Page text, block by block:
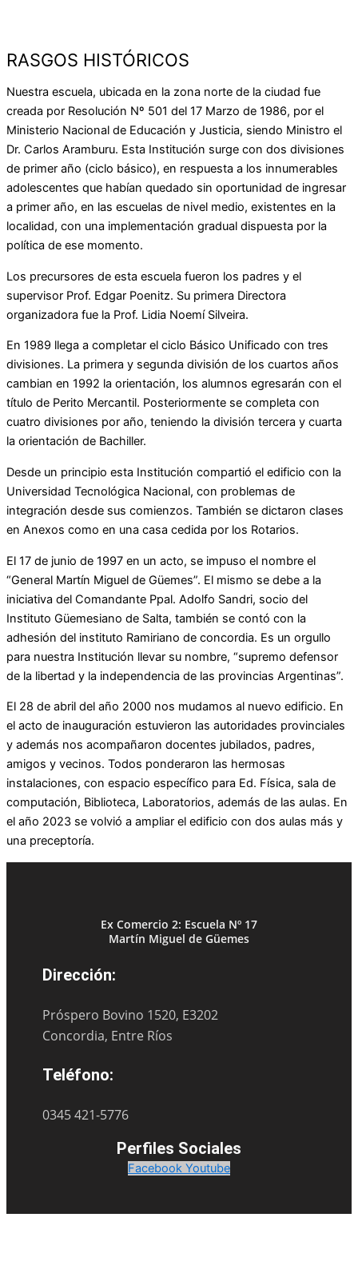
RASGOS HISTÓRICOS
Nuestra escuela, ubicada en la zona norte de la ciudad fue
creada por Resolución Nº 501 del 17 Marzo de 1986, por el
Ministerio Nacional de Educación y Justicia, siendo Ministro el
Dr. Carlos Aramburu. Esta Institución surge con dos divisiones
de primer año (ciclo básico), en respuesta a los innumerables
adolescentes que habían quedado sin oportunidad de ingresar
a primer año, en las escuelas de nivel medio, existentes en la
localidad, con una implementación gradual dispuesta por la
política de ese momento.
Los precursores de esta escuela fueron los padres y el
supervisor Prof. Edgar Poenitz. Su primera Directora
organizadora fue la Prof. Lidia Noemí Silveira.
En 1989 llega a completar el ciclo Básico Unificado con tres
divisiones. La primera y segunda división de los cuartos años
cambian en 1992 la orientación, los alumnos egresarán con el
título de Perito Mercantil. Posteriormente se completa con
cuatro divisiones por año, teniendo la división tercera y cuarta
la orientación de Bachiller.
Desde un principio esta Institución compartió el edificio con la
Universidad Tecnológica Nacional, con problemas de
integración desde sus comienzos. También se dictaron clases
en Anexos como en una casa cedida por los Rotarios.
El 17 de junio de 1997 en un acto, se impuso el nombre el
“General Martín Miguel de Güemes”. El mismo se debe a la
iniciativa del Comandante Ppal. Adolfo Sandri, socio del
Instituto Güemesiano de Salta, también se contó con la
adhesión del instituto Ramiriano de concordia. Es un orgullo
para nuestra Institución llevar su nombre, “supremo defensor
de la libertad y la independencia de las provincias Argentinas”.
El 28 de abril del año 2000 nos mudamos al nuevo edificio. En
el acto de inauguración estuvieron las autoridades provinciales
y además nos acompañaron docentes jubilados, padres,
amigos y vecinos. Todos ponderaron las hermosas
instalaciones, con espacio específico para Ed. Física, sala de
computación, Biblioteca, Laboratorios, además de las aulas. En
el año 2023 se volvió a ampliar el edificio con dos aulas más y
una preceptoría.
Ex Comercio 2: Escuela Nº 17
Martín Miguel de Güemes
Dirección:
Próspero Bovino 1520, E3202
Concordia, Entre Ríos
Teléfono:
0345 421-5776
Perfiles Sociales
Facebook Youtube